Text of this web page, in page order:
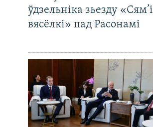
ўдзельніка зьезду «Сям’і
вясёлкі» пад Расонамі